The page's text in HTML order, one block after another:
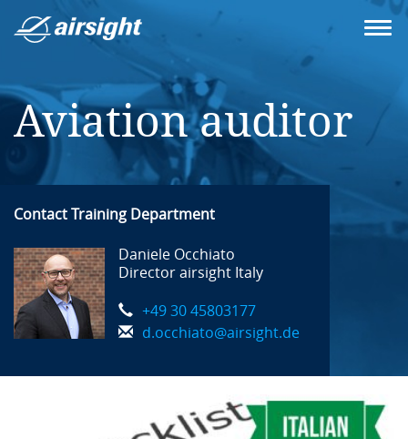
Aviation auditor
Contact Training Department
Daniele Occhiato
Director airsight Italy
+49 30 45803177
d.occhiato@airsight.de